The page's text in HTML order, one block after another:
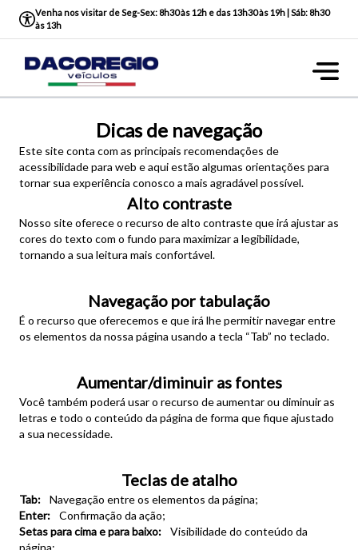
Venha nos visitar de Seg-Sex: 8h30 às 12h e das 13h30 às 19h | Sáb: 8h30
às 13h
Dicas de navegação
Este site conta com as principais recomendações de
acessibilidade para web e aqui estão algumas orientações para
tornar sua experiência conosco a mais agradável possível.
Alto contraste
Nosso site oferece o recurso de alto contraste que irá ajustar as
cores do texto com o fundo para maximizar a legibilidade,
tornando a sua leitura mais confortável.
Navegação por tabulação
É o recurso que oferecemos e que irá lhe permitir navegar entre
os elementos da nossa página usando a tecla “Tab” no teclado.
Aumentar/diminuir as fontes
Você também poderá usar o recurso de aumentar ou diminuir as
letras e todo o conteúdo da página de forma que fique ajustado
a sua necessidade.
Teclas de atalho
Tab:
Navegação entre os elementos da página;
Enter:
Confirmação da ação;
Setas para cima e para baixo:
Visibilidade do conteúdo da
página;